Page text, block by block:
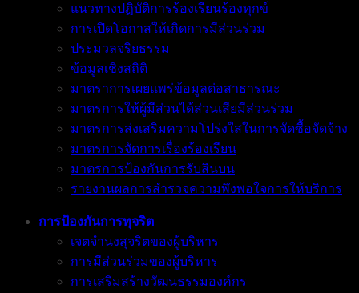
แนวทางปฏิบัติการร้องเรียนร้องทุกข์
การเปิดโอกาสให้เกิดการมีส่วนร่วม
ประมวลจริยธรรม
ข้อมูลเชิงสถิติ
มาตราการเผยแพร่ข้อมูลต่อสาธารณะ
มาตรการให้ผู้มีส่วนได้ส่วนเสียมีส่วนร่วม
มาตรการส่งเสริมความโปร่งใสในการจัดซื้อจัดจ้าง
มาตรการจัดการเรื่องร้องเรียน
มาตรการป้องกันการรับสินบน
รายงานผลการสำรวจความพึงพอใจการให้บริการ
การป้องกันการทุจริต
เจตจำนงสุจริตของผู้บริหาร
การมีส่วนร่วมของผู้บริหาร
การเสริมสร้างวัฒนธรรมองค์กร